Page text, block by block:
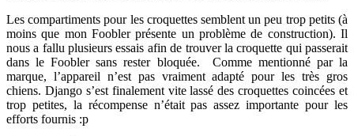
Les compartiments pour les croquettes semblent un peu trop petits (à
moins que mon Foobler présente un problème de construction). Il
nous a fallu plusieurs essais afin de trouver la croquette qui passerait
dans le Foobler sans rester bloquée. Comme mentionné par la
marque, l’appareil n’est pas vraiment adapté pour les très gros
chiens. Django s’est finalement vite lassé des croquettes coincées et
trop petites, la récompense n’était pas assez importante pour les
efforts fournis :p